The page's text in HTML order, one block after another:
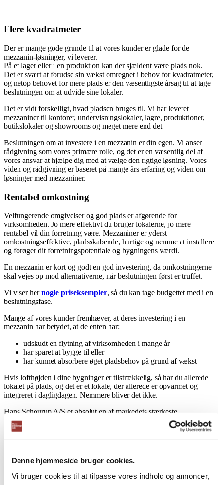
Denne hjemmeside bruger cookies.
Vi bruger cookies til at tilpasse vores indhold og annoncer,
Flere kvadratmeter
Der er mange gode grunde til at vores kunder er glade for de
mezzanin-løsninger, vi leverer.
På et lager eller i en produktion kan der sjældent være plads nok.
Det er svært at forudse sin vækst omregnet i behov for kvadratmeter,
og netop behovet for mere plads er den væsentligste årsag til at tage
beslutningen om at udvide sine lokaler.
Det er vidt forskelligt, hvad pladsen bruges til. Vi har leveret
mezzaniner til kontorer, undervisningslokaler, lagre, produktioner,
butikslokaler og showrooms og meget mere end det.
Beslutningen om at investere i en mezzanin er din egen. Vi anser
rådgivning som vores primære rolle, og det er en væsentlig del af
vores ansvar at hjælpe dig med at vælge den rigtige løsning. Vores
viden og rådgivning er baseret på mange års erfaring og viden om
løsninger med mezzaniner.
Rentabel omkostning
Velfungerende omgivelser og god plads er afgørende for
virksomheden. Jo mere effektivt du bruger lokalerne, jo mere
rentabel vil din forretning være. Mezzaniner er yderst
omkostningseffektive, pladsskabende, hurtige og nemme at installere
og forøger dit forretningspotentiale og bygningens værdi.
En mezzanin er kort og godt en god investering, da omkostningerne
skal vejes op mod alternativerne, når beslutningen først er truffet.
Vi viser hernogle priseksempler, så du kan tage budgettet med i en
beslutningsfase.
Mange af vores kunder fremhæver, at deres investering i en
mezzanin har betydet, at de enten har:
udskudt en flytning af virksomheden i mange år
har sparet at bygge til eller
har kunnet absorbere øget pladsbehov på grund af vækst
Hvis lofthøjden i dine bygninger er tilstrækkelig, så har du allerede
lokalet på plads, og det er et lokale, der allerede er opvarmet og
integreret i dagligdagen. Nemmere bliver det ikke.
Hans Schourup A/S er absolut en af markedets stærkeste
leverandører. Det betyder, at vi i langt de fleste tilfælde kan tilbyde
en løsning, der matcher kundens behov og økonomi. Det er denne
kombination, der har givet oslandets største referenceliste, og
Den tekniske løsning